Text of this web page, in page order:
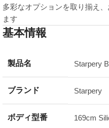
多彩なオプションを取り揃え
ます
基本情報
製品名 Starpery
ブランド Starpery
ボディ型番 169cm